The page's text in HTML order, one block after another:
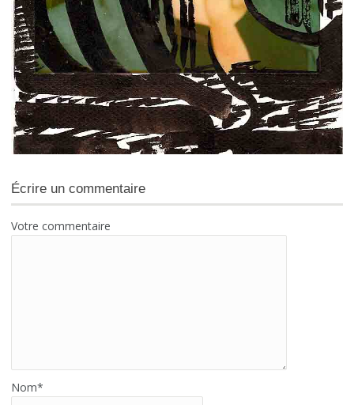
Écrire un commentaire
Votre commentaire
Nom*